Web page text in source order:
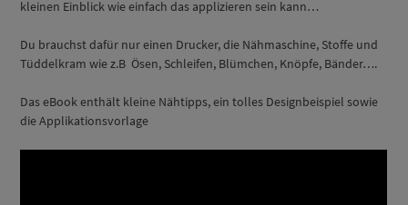
kleinen Einblick wie einfach das applizieren sein kann…
Du brauchst dafür nur einen Drucker, die Nähmaschine, Stoffe und
Tüddelkram wie z.B Ösen, Schleifen, Blümchen, Knöpfe, Bänder….
Das eBook enthält kleine Nähtipps, ein tolles Designbeispiel sowie
die Applikationsvorlage